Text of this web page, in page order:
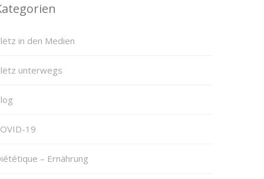
in den Medien
unterwegs
19
– Ernährung